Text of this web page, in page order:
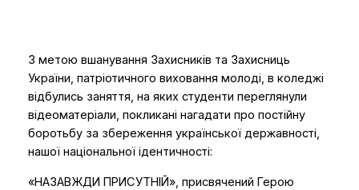
З метою вшанування Захисників та Захисниць
України, патріотичного виховання молоді, в коледжі
відбулись заняття, на яких студенти переглянули
відеоматеріали, покликані нагадати про постійну
боротьбу за збереження української державності,
нашої національної ідентичності:
«НАЗАВЖДИ ПРИСУТНІЙ», присвячений Герою